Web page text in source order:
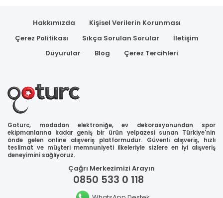
Hakkımızda
Kişisel Verilerin Korunması
Çerez Politikası
Sıkça Sorulan Sorular
İletişim
Duyurular
Blog Çerez Tercihleri
Goturc, modadan elektroniğe, ev dekorasyonundan spor
ekipmanlarına kadar geniş bir ürün yelpazesi sunan Türkiye'nin
önde gelen online alışveriş platformudur. Güvenli alışveriş, hızlı
teslimat ve müşteri memnuniyeti ilkeleriyle sizlere en iyi alışveriş
deneyimini sağlıyoruz.
Çağrı Merkezimizi Arayın
0850 533 0 118